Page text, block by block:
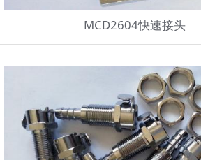
MCD2604快速接头